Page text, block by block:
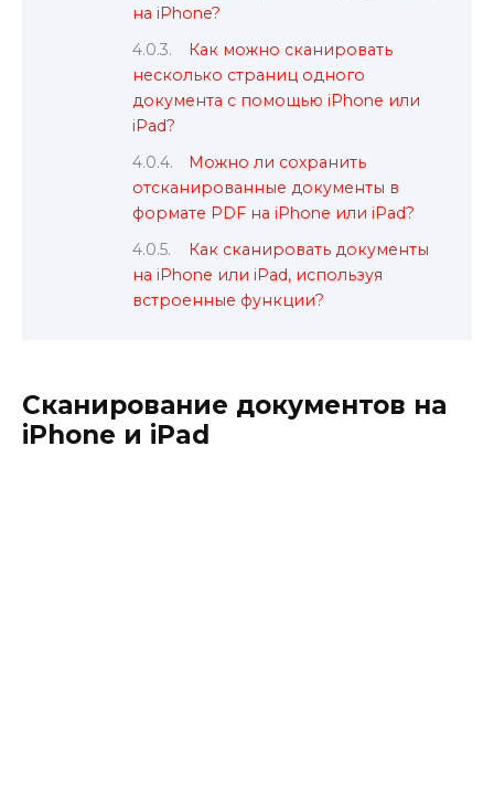
на iPhone?
Как можно сканировать
несколько страниц одного
документа с помощью iPhone или
iPad?
Можно ли сохранить
отсканированные документы в
формате PDF на iPhone или iPad?
Как сканировать документы
на iPhone или iPad, используя
встроенные функции?
Сканирование документов на
iPhone и iPad